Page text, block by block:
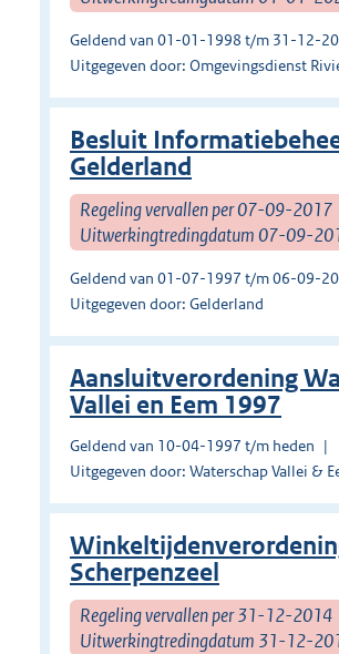
Geldend van 01-01-1998 t/m 31-12-
Uitgegeven door: Omgevingsdienst
Besluit
Gelderland
Regeling vervallen per 07-09-2017
Uitwerkingtredingdatum 07-09-
Geldend van 01-07-1997 t/m 06-09-
Uitgegeven door: Gelderland
Aansluitverordening
Vallei en Eem 1997
Geldend van 10-04-1997 t/m heden
Uitgegeven door: Waterschap Vallei &
Scherpenzeel
Regeling vervallen per 31-12-2014
Uitwerkingtredingdatum 31-12-